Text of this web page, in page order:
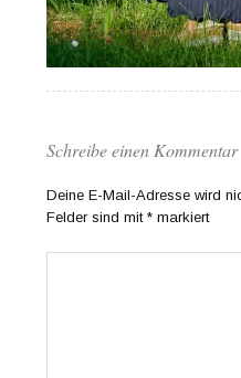
Schreibe einen Kommentar
Deine E-Mail-Adresse wird
Felder sind mit* markiert